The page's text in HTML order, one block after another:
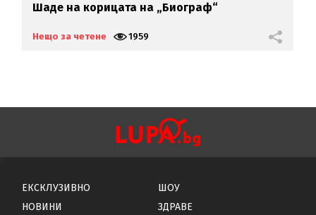
Шаде на корицата на „Биограф“
Нещо за четене 1959
ЕКСКЛУЗИВНО
НОВИНИ
ШОУ
ЗДРАВЕ